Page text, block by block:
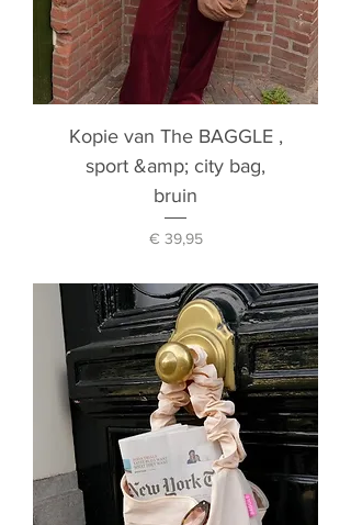
Kopie van The BAGGLE ,
sport &amp; city bag,
bruin
Prijs
€ 39,95